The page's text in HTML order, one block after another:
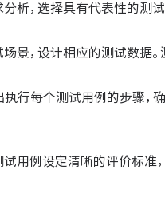
析，选择具有代表性的测
景，设计相应的测试数据
执行每个测试用例的步骤，
试用例设定清晰的评价标准